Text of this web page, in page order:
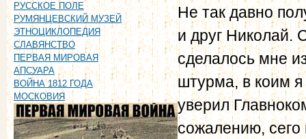
РУССКОЕ ПОЛЕ
РУМЯНЦЕВСКИЙ МУЗЕЙ
ЭТНОЦИКЛОПЕДИЯ
СЛАВЯНСТВО
ПЕРВАЯ МИРОВАЯ
АПСУАРА
ВОЙНА 1812 ГОДА
МОСКОВИЯ
Не так давно
и друг Николай.
сделалось мне
штурма, в коим я
уверил
сожалению, сего